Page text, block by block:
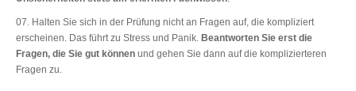
Halten Sie sich in der Prüfung nicht an Fragen auf, die kompliziert
erscheinen. Das führt zu Stress und Panik. Beantworten Sie erst die
Fragen, die Sie gut können und gehen Sie dann auf die komplizierteren
Fragen zu.